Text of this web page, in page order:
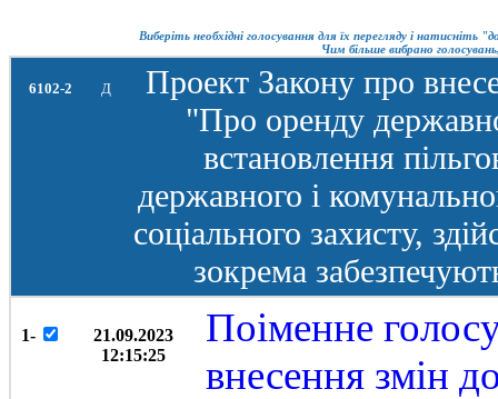
Виберіть необхідні голосування для їх перегляду і натисніть
Чим більше вибрано
6102-2 Д
Проект Закону про
"Про оренду
встановлення
державного і
соціального захисту,
зокрема
1-
21.09.2023
12:15:25
Поіменне
внесення змін